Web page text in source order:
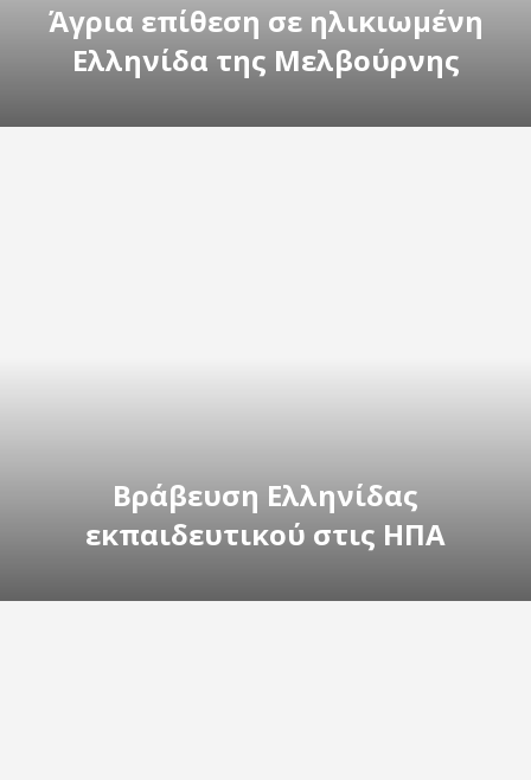
Άγρια επίθεση σε ηλικιωμένη
Ελληνίδα της Μελβούρνης
Βράβευση Ελληνίδας
εκπαιδευτικού στις ΗΠΑ